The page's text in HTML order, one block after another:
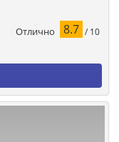
Отлично 8.7 / 10